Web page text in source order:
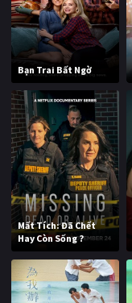
Bạn Trai Bất Ngờ
Mất Tích: Đã Chết
Hay Còn Sống ?